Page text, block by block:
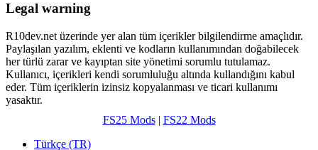
Legal warning
R10dev.net üzerinde yer alan tüm içerikler bilgilendirme amaçlıdır.
Paylaşılan yazılım, eklenti ve kodların kullanımından doğabilecek
her türlü zarar ve kayıptan site yönetimi sorumlu tutulamaz.
Kullanıcı, içerikleri kendi sorumluluğu altında kullandığını kabul
eder. Tüm içeriklerin izinsiz kopyalanması ve ticari kullanımı
yasaktır.
FS25 Mods| FS22 Mods
Türkçe (TR)